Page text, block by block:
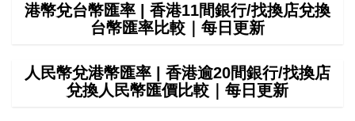
港幣兌台幣匯率 | 香港11間銀行/找換店兌換
台幣匯率比較｜每日更新
人民幣兌港幣匯率 | 香港逾20間銀行/找換店
兌換人民幣匯價比較｜每日更新